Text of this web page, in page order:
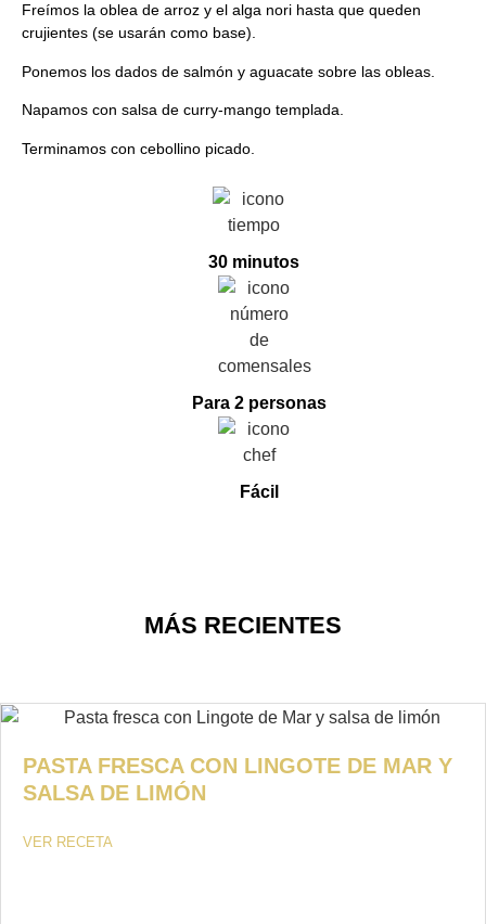
Freímos la oblea de arroz y el alga nori hasta que queden
crujientes (se usarán como base).
Ponemos los dados de salmón y aguacate sobre las obleas.
Napamos con salsa de curry-mango templada.
Terminamos con cebollino picado.
30 minutos
Para 2 personas
Fácil
MÁS RECIENTES
PASTA FRESCA CON LINGOTE DE MAR Y
SALSA DE LIMÓN
VER RECETA